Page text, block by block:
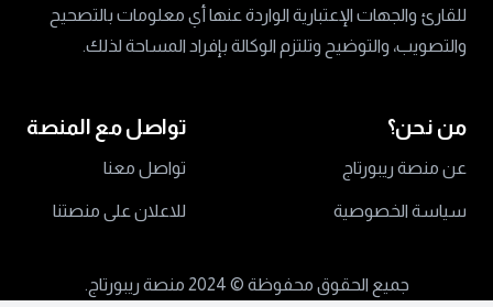
للقارئ والجهات الإعتبارية الواردة عنها أي معلومات بالتصحيح
والتصويب، والتوضيح وتلتزم الوكالة بإفراد المساحة لذلك.
من نحن؟
عن منصة ريبورتاج
سياسة الخصوصية
تواصل مع المنصة
تواصل معنا
للاعلان على منصتنا
جميع الحقوق محفوظة © 2024 منصة ريبورتاج.